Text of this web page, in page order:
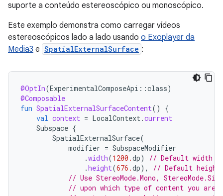
suporte a conteúdo estereoscópico ou monoscópico.
Este exemplo demonstra como carregar vídeos
estereoscópicos lado a lado usando o Exoplayer da
Media3 e SpatialExternalSurface :
@OptIn(ExperimentalComposeApi ::class)
@Composable
fun SpatialExternalSurfaceContent()
{
val context = LocalContext .current
Subspace {
SpatialExternalSurface(
modifier = SubspaceModifier
.width(1200.dp)
// Default width
.height(676.dp),
// Default
// Use StereoMode.Mono,
// upon which type of content you are